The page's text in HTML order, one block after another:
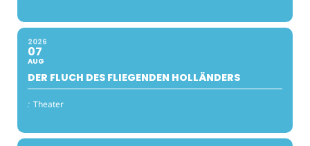
2026
07
AUG
DER FLUCH DES FLIEGENDEN HOLLÄNDERS
: Theater